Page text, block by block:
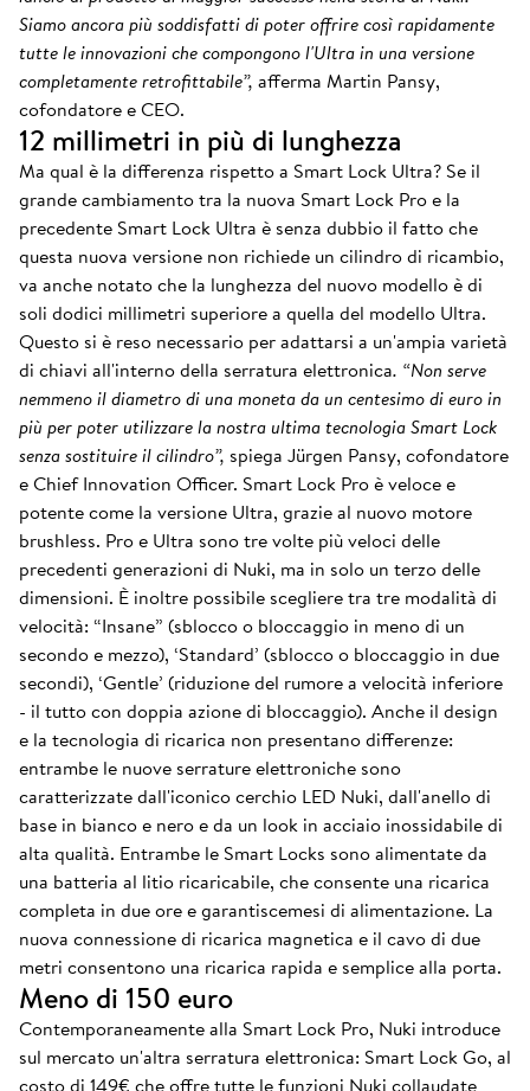
Siamo ancora più soddisfatti di poter offrire così rapidamente
tutte le innovazioni che compongono l'Ultra in una versione
completamente retrofittabile”, afferma Martin Pansy,
cofondatore e CEO.
12 millimetri in più di lunghezza
Ma qual è la differenza rispetto a Smart Lock Ultra? Se il
grande cambiamento tra la nuova Smart Lock Pro e la
precedente Smart Lock Ultra è senza dubbio il fatto che
questa nuova versione non richiede un cilindro di ricambio,
va anche notato che la lunghezza del nuovo modello è di
soli dodici millimetri superiore a quella del modello Ultra.
Questo si è reso necessario per adattarsi a un'ampia varietà
di chiavi all'interno della serratura elettronica. “Non serve
nemmeno il diametro di una moneta da un centesimo di euro in
più per poter utilizzare la nostra ultima tecnologia Smart Lock
senza sostituire il cilindro”, spiega Jürgen Pansy, cofondatore
e Chief Innovation Officer. Smart Lock Pro è veloce e
potente come la versione Ultra, grazie al nuovo motore
brushless. Pro e Ultra sono tre volte più veloci delle
precedenti generazioni di Nuki, ma in solo un terzo delle
dimensioni. È inoltre possibile scegliere tra tre modalità di
velocità: “Insane” (sblocco o bloccaggio in meno di un
secondo e mezzo), ‘Standard’ (sblocco o bloccaggio in due
secondi), ‘Gentle’ (riduzione del rumore a velocità inferiore
- il tutto con doppia azione di bloccaggio). Anche il design
e la tecnologia di ricarica non presentano differenze:
entrambe le nuove serrature elettroniche sono
caratterizzate dall'iconico cerchio LED Nuki, dall'anello di
base in bianco e nero e da un look in acciaio inossidabile di
alta qualità. Entrambe le Smart Locks sono alimentate da
una batteria al litio ricaricabile, che consente una ricarica
completa in due ore e garantiscemesi di alimentazione. La
nuova connessione di ricarica magnetica e il cavo di due
metri consentono una ricarica rapida e semplice alla porta.
Meno di 150 euro
Contemporaneamente alla Smart Lock Pro, Nuki introduce
sul mercato un'altra serratura elettronica: Smart Lock Go, al
costo di 149€ che offre tutte le funzioni Nuki collaudate